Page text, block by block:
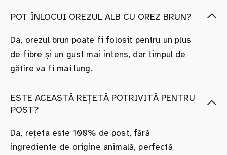
POT ÎNLOCUI OREZUL ALB CU OREZ BRUN?
Da, orezul brun poate fi folosit pentru un plus
de fibre și un gust mai intens, dar timpul de
gătire va fi mai lung.
ESTE ACEASTĂ REȚETĂ POTRIVITĂ PENTRU
POST?
Da, rețeta este 100% de post, fără
ingrediente de origine animală, perfectă